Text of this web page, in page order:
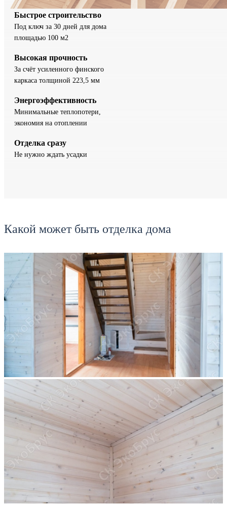
Быстрое строительство
Под ключ за 30 дней для дома
площадью 100 м2
Высокая прочность
За счёт усиленного финского
каркаса толщиной 223,5 мм
Энергоэффективность
Минимальные теплопотери,
экономия на отоплении
Отделка сразу
Не нужно ждать усадки
Какой может быть отделка дома